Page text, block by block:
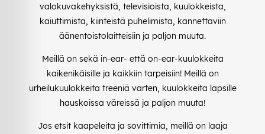
valokuvakehyksistä, televisioista, kuulokkeista,
kaiuttimista, kiinteistä puhelimista, kannettaviin
äänentoistolaitteisiin ja paljon muuta.
Meillä on sekä in-ear- että on-ear-kuulokkeita
kaikenikäisille ja kaikkiin tarpeisiin! Meillä on
urheilukuulokkeita treeniä varten, kuulokkeita lapsille
hauskoissa väreissä ja paljon muuta!
Jos etsit kaapeleita ja sovittimia, meillä on laaja